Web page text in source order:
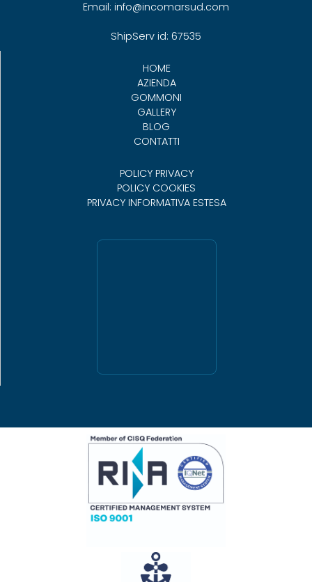
Email: info@incomarsud.com
ShipServ id: 67535
HOME
AZIENDA
GOMMONI
GALLERY
BLOG
CONTATTI
POLICY PRIVACY
POLICY COOKIES
PRIVACY INFORMATIVA ESTESA